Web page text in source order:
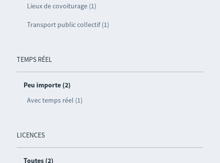
Lieux de covoiturage (1)
Transport public collectif (1)
TEMPS RÉEL
Peu importe (2)
Avec temps réel (1)
LICENCES
Toutes (2)